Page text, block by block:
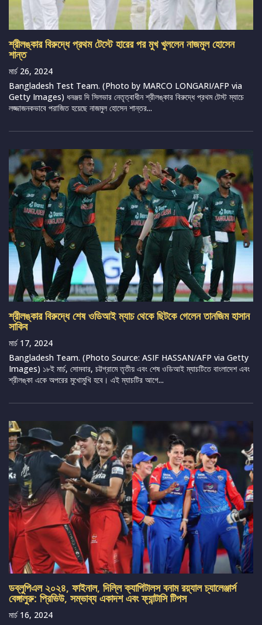
শ্রীলঙ্কার বিরুদ্ধে প্রথম টেস্টে হারের পর মুখ খুললেন নাজমুল হোসেন
শান্ত
মার্চ 26, 2024
Bangladesh Test Team. (Photo by MARCO LONGARI/AFP via
Getty Images) ধনঞ্জয় দি সিলভার নেতৃত্বাধীন শ্রীলঙ্কার বিরুদ্ধে প্রথম টেস্ট ম্যাচে
লজ্জাজনকভাবে পরাজিত হয়েছে নাজমুল হোসেন শান্তর...
শ্রীলঙ্কার বিরুদ্ধে শেষ ওডিআই ম্যাচ থেকে ছিটকে গেলেন তানজিম হাসান
সাকিব
মার্চ 17, 2024
Bangladesh Team. (Photo Source: ASIF HASSAN/AFP via Getty
Images) ১৮ই মার্চ, সোমবার, চট্টগ্রামে তৃতীয় এবং শেষ ওডিআই ম্যাচটিতে বাংলাদেশ এবং
শ্রীলঙ্কা একে অপরের মুখোমুখি হবে। এই ম্যাচটির আগে...
ডব্লুপিএল ২০২৪, ফাইনাল, দিল্লি ক্যাপিটালস বনাম রয়্যাল চ্যালেঞ্জার্স
বেঙ্গালুরু: প্রিভিউ, সম্ভাব্য একাদশ এবং ফ্যান্টাসি টিপস
মার্চ 16, 2024